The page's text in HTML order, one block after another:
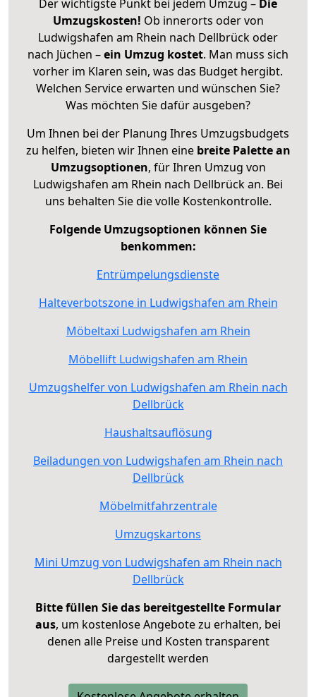
Der wichtigste Punkt bei jedem Umzug – Die
Umzugskosten! Ob innerorts oder von
Ludwigshafen am Rhein nach Dellbrück oder
nach Jüchen –ein Umzug kostet. Man muss sich
vorher im Klaren sein, was das Budget hergibt.
Welchen Service erwarten und wünschen Sie?
Was möchten Sie dafür ausgeben?
Um Ihnen bei der Planung Ihres Umzugsbudgets
zu helfen, bieten wir Ihnen eine breite Palette an
Umzugsoptionen, für Ihren Umzug von
Ludwigshafen am Rhein nach Dellbrück an. Bei
uns behalten Sie die volle Kostenkontrolle.
Folgende Umzugsoptionen können Sie
benkommen:
Entrümpelungsdienste
Halteverbotszone in Ludwigshafen am Rhein
Möbeltaxi Ludwigshafen am Rhein
Möbellift Ludwigshafen am Rhein
Umzugshelfer von Ludwigshafen am Rhein nach
Dellbrück
Haushaltsauflösung
Beiladungen von Ludwigshafen am Rhein nach
Dellbrück
Möbelmitfahrzentrale
Umzugskartons
Mini Umzug von Ludwigshafen am Rhein nach
Dellbrück
Bitte füllen Sie das bereitgestellte Formular
aus, um kostenlose Angebote zu erhalten, bei
denen alle Preise und Kosten transparent
dargestellt werden